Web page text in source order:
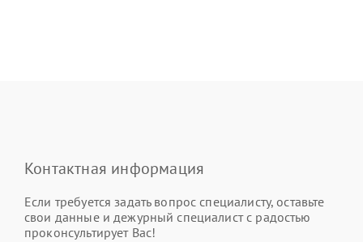
Контактная информация
Если требуется задать вопрос специалисту, оставьте
свои данные и дежурный специалист с радостью
проконсультирует Вас!